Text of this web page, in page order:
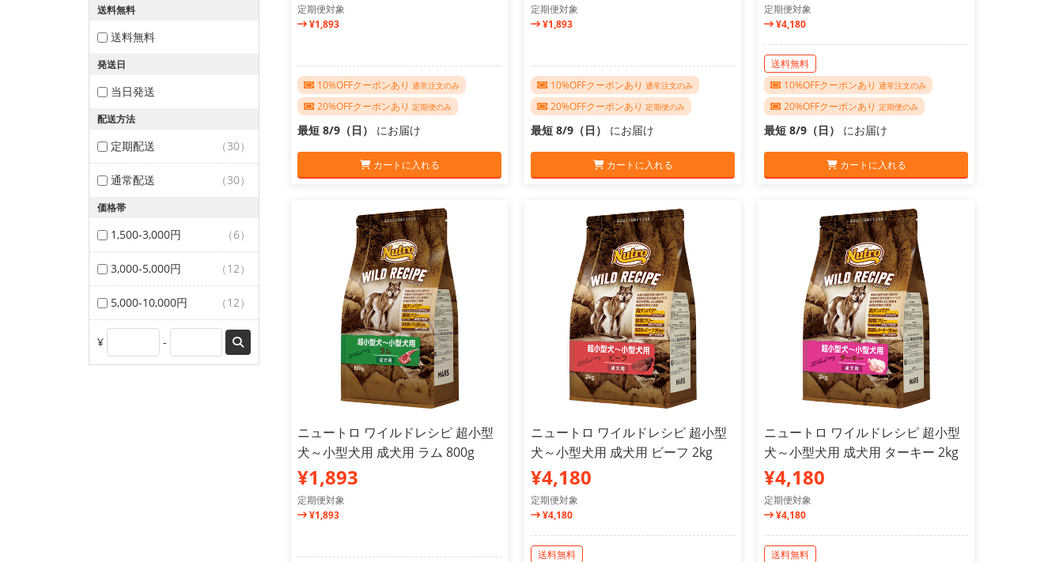
送料無料
送料無料
発送日
当日発送
配送方法
定期配送 （30）
通常配送 （30）
価格帯
1,500-3,000円 （6）
3,000-5,000円 （12）
5,000-10,000円 （12）
¥ -
定期便対象
¥1,893
10%OFFクーポンあり 通常注文のみ
20%OFFクーポンあり 定期便のみ
最短 8/9（日） にお届け
カートに入れる
定期便対象
¥1,893
10%OFFクーポンあり 通常注文のみ
20%OFFクーポンあり 定期便のみ
最短 8/9（日） にお届け
カートに入れる
定期便対象
¥4,180
送料無料
10%OFFクーポンあり 通常注文のみ
20%OFFクーポンあり 定期便のみ
最短 8/9（日） にお届け
カートに入れる
ニュートロ ワイルドレシピ 超小型
犬～小型犬用 成犬用 ラム 800g
¥1,893
定期便対象
¥1,893
ニュートロ ワイルドレシピ 超小型
犬～小型犬用 成犬用 ビーフ 2kg
¥4,180
定期便対象
¥4,180
送料無料
ニュートロ ワイルドレシピ 超小型
犬～小型犬用 成犬用 ターキー 2kg
¥4,180
定期便対象
¥4,180
送料無料